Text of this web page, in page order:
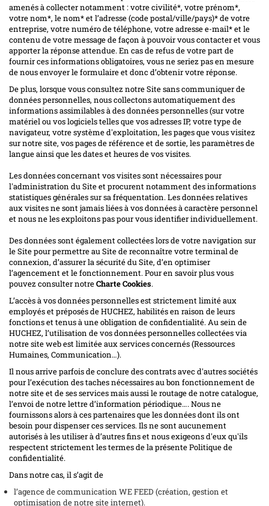
amenés à collecter notamment : votre civilité*, votre prénom*,
votre nom*, le nom* et l’adresse (code postal/ville/pays)* de votre
entreprise, votre numéro de téléphone, votre adresse e-mail* et le
contenu de votre message de façon à pouvoir vous contacter et vous
apporter la réponse attendue. En cas de refus de votre part de
fournir ces informations obligatoires, vous ne seriez pas en mesure
de nous envoyer le formulaire et donc d’obtenir votre réponse.
De plus, lorsque vous consultez notre Site sans communiquer de
données personnelles, nous collectons automatiquement des
informations assimilables à des données personnelles (sur votre
matériel ou vos logiciels telles que vos adresses IP, votre type de
navigateur, votre système d'exploitation, les pages que vous visitez
sur notre site, vos pages de référence et de sortie, les paramètres de
langue ainsi que les dates et heures de vos visites.
Les données concernant vos visites sont nécessaires pour
l'administration du Site et procurent notamment des informations
statistiques générales sur sa fréquentation. Les données relatives
aux visites ne sont jamais liées à vos données à caractère personnel
et nous ne les exploitons pas pour vous identifier individuellement.
Des données sont également collectées lors de votre navigation sur
le Site pour permettre au Site de reconnaître votre terminal de
connexion, d’assurer la sécurité du Site, d’en optimiser
l’agencement et le fonctionnement. Pour en savoir plus vous
pouvez consulter notreCharte Cookies.
L’accès à vos données personnelles est strictement limité aux
employés et préposés de HUCHEZ, habilités en raison de leurs
fonctions et tenus à une obligation de confidentialité. Au sein de
HUCHEZ, l’utilisation de vos données personnelles collectées via
notre site web est limitée aux services concernés (Ressources
Humaines, Communication…).
Il nous arrive parfois de conclure des contrats avec d'autres sociétés
pour l’exécution des taches nécessaires au bon fonctionnement de
notre site et de ses services mais aussi le routage de notre catalogue,
l’envoi de notre lettre d’information périodique…. Nous ne
fournissons alors à ces partenaires que les données dont ils ont
besoin pour dispenser ces services. Ils ne sont aucunement
autorisés à les utiliser à d’autres fins et nous exigeons d'eux qu'ils
respectent strictement les termes de la présente Politique de
confidentialité.
Dans notre cas, il s’agit de
l’agence de communication WE FEED (création, gestion et
optimisation de notre site internet).